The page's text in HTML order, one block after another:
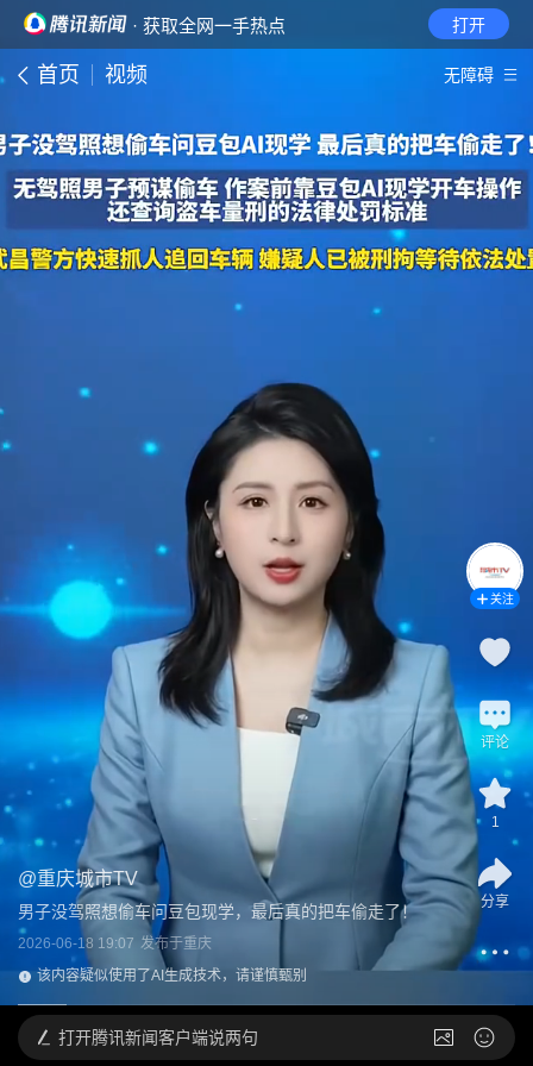
· 获取全网一手热点 打开
首页 视频 无障碍
@重庆城市TV
男子没驾照想偷车问豆包现学，最后真的把车偷走了！
2026-06-18 19:07 发布于重庆
该内容疑似使用了AI生成技术，请谨慎甄别
关注
评论
1
分享
打开腾讯新闻客户端说两句